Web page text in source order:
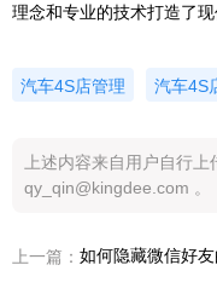
理念和专业的技术打造了现
汽车4S店管理 汽车4S
上述内容来自用户自行
qy_qin@kingdee.com 。
上一篇： 如何隐藏微信好友